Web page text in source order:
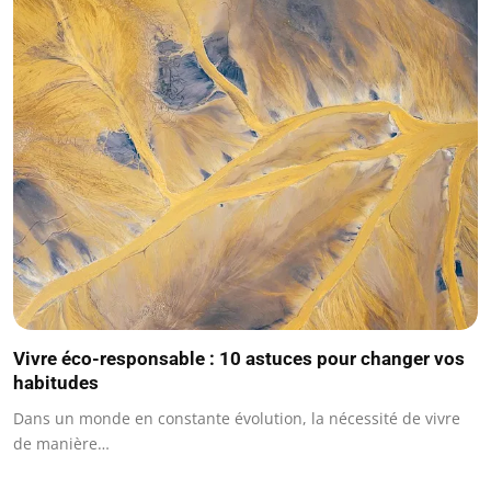
Vivre éco-responsable : 10 astuces pour changer vos
habitudes
Dans un monde en constante évolution, la nécessité de vivre
de manière…